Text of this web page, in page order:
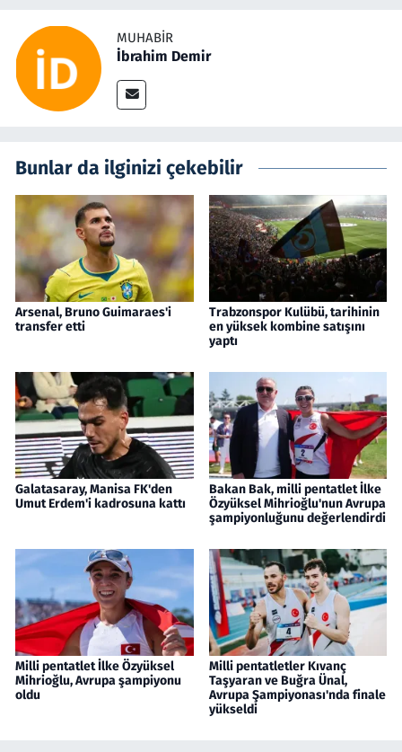
MUHABIR
İbrahim Demir
Bunlar da ilginizi çekebilir
Arsenal, Bruno Guimaraes'i
transfer etti
Trabzonspor Kulübü, tarihinin
en yüksek kombine satışını
yaptı
Galatasaray, Manisa FK'den
Umut Erdem'i kadrosuna kattı
Bakan Bak, milli pentatlet İlke
Özyüksel Mihrioğlu'nun Avrupa
şampiyonluğunu değerlendirdi
Milli pentatlet İlke Özyüksel
Mihrioğlu, Avrupa şampiyonu
oldu
Milli pentatletler Kıvanç
Taşyaran ve Buğra Ünal,
Avrupa Şampiyonası'nda finale
yükseldi